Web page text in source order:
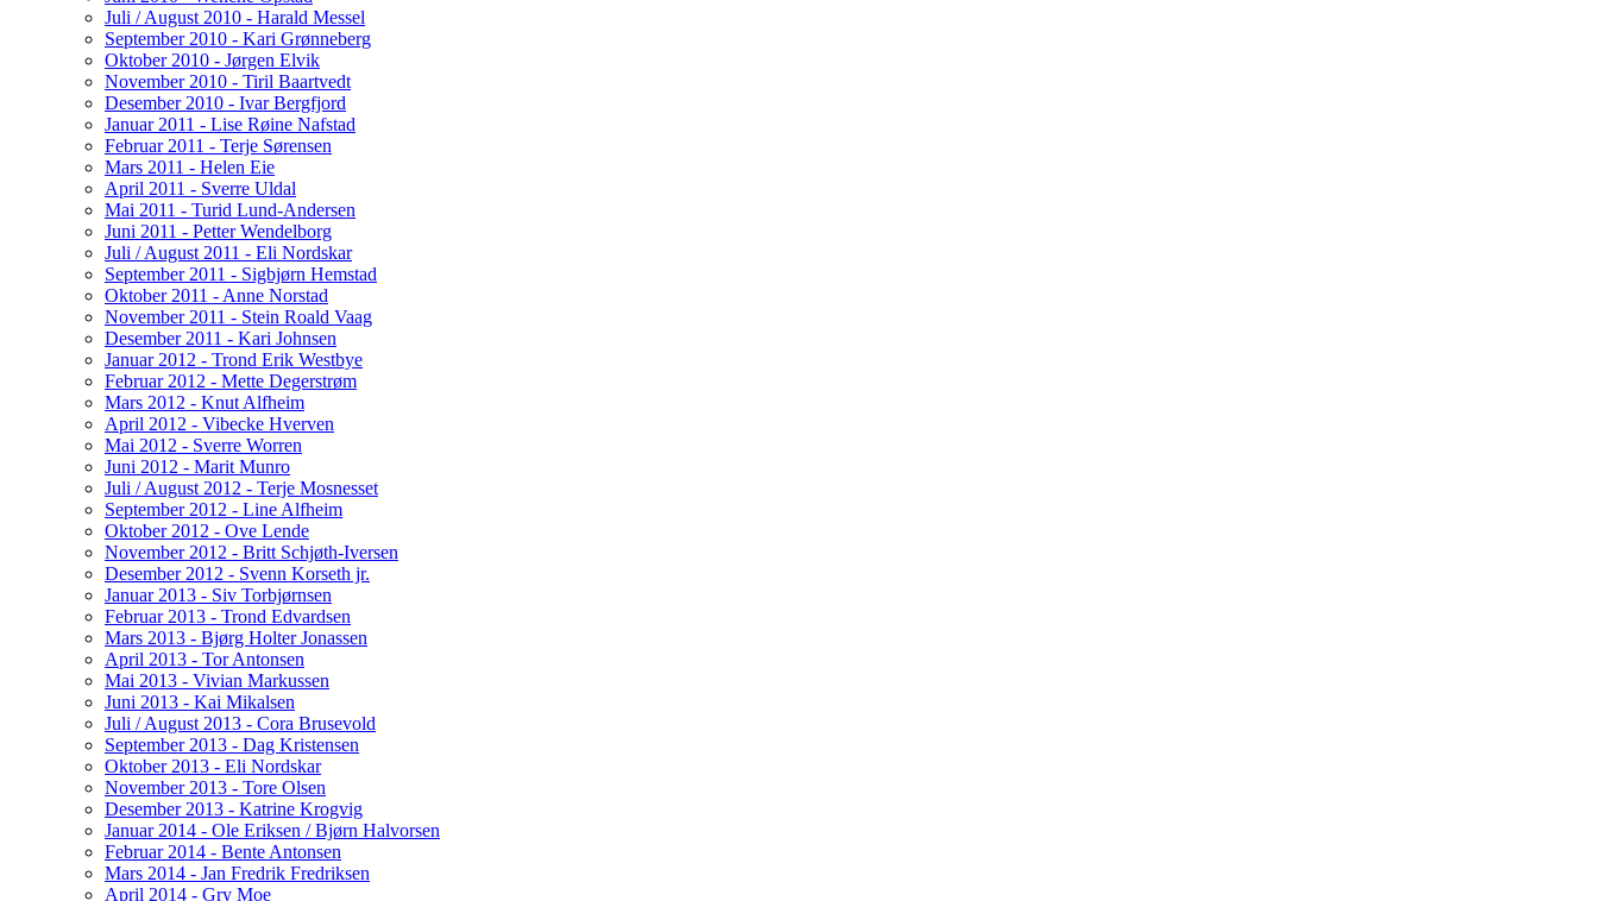
Juli / August 2010 - Harald Messel
September 2010 - Kari Grønneberg
Oktober 2010 - Jørgen Elvik
November 2010 - Tiril Baartvedt
Desember 2010 - Ivar Bergfjord
Januar 2011 - Lise Røine Nafstad
Februar 2011 - Terje Sørensen
Mars 2011 - Helen Eie
April 2011 - Sverre Uldal
Mai 2011 - Turid Lund-Andersen
Juni 2011 - Petter Wendelborg
Juli / August 2011 - Eli Nordskar
September 2011 - Sigbjørn Hemstad
Oktober 2011 - Anne Norstad
November 2011 - Stein Roald Vaag
Desember 2011 - Kari Johnsen
Januar 2012 - Trond Erik Westbye
Februar 2012 - Mette Degerstrøm
Mars 2012 - Knut Alfheim
April 2012 - Vibecke Hverven
Mai 2012 - Sverre Worren
Juni 2012 - Marit Munro
Juli / August 2012 - Terje Mosnesset
September 2012 - Line Alfheim
Oktober 2012 - Ove Lende
November 2012 - Britt Schjøth-Iversen
Desember 2012 - Svenn Korseth jr.
Januar 2013 - Siv Torbjørnsen
Februar 2013 - Trond Edvardsen
Mars 2013 - Bjørg Holter Jonassen
April 2013 - Tor Antonsen
Mai 2013 - Vivian Markussen
Juni 2013 - Kai Mikalsen
Juli / August 2013 - Cora Brusevold
September 2013 - Dag Kristensen
Oktober 2013 - Eli Nordskar
November 2013 - Tore Olsen
Desember 2013 - Katrine Krogvig
Januar 2014 - Ole Eriksen / Bjørn Halvorsen
Februar 2014 - Bente Antonsen
Mars 2014 - Jan Fredrik Fredriksen
April 2014 - Gry Moe